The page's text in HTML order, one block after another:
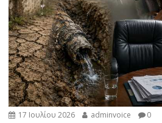
17 Ιουλίου 2026 adminvoice 0